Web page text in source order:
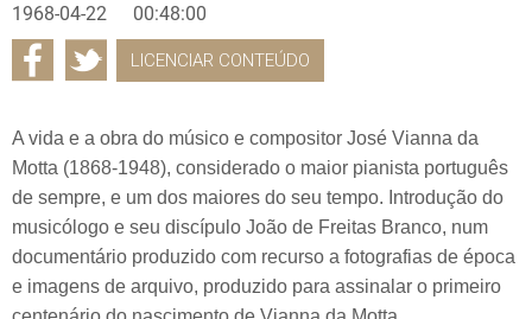
1968-04-22 00:48:00
LICENCIAR CONTEÚDO
A vida e a obra do músico e compositor José Vianna da
Motta (1868-1948), considerado o maior pianista português
de sempre, e um dos maiores do seu tempo. Introdução do
musicólogo e seu discípulo João de Freitas Branco, num
documentário produzido com recurso a fotografias de época
e imagens de arquivo, produzido para assinalar o primeiro